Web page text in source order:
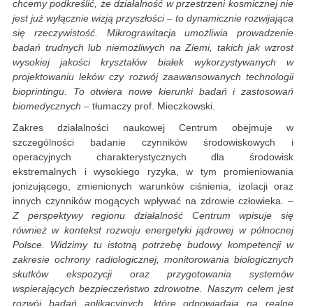
chcemy podkreślić, że działalność w przestrzeni kosmicznej nie
jest już wyłącznie wizją przyszłości – to dynamicznie rozwijająca
się rzeczywistość. Mikrograwitacja umożliwia prowadzenie
badań trudnych lub niemożliwych na Ziemi, takich jak wzrost
wysokiej jakości kryształów białek wykorzystywanych w
projektowaniu leków czy rozwój zaawansowanych technologii
bioprintingu. To otwiera nowe kierunki badań i zastosowań
biomedycznych – tłumaczy prof. Mieczkowski.
Zakres działalności naukowej Centrum obejmuje w
szczególności badanie czynników środowiskowych i
operacyjnych charakterystycznych dla środowisk
ekstremalnych i wysokiego ryzyka, w tym promieniowania
jonizującego, zmienionych warunków ciśnienia, izolacji oraz
innych czynników mogących wpływać na zdrowie człowieka. –
Z perspektywy regionu działalność Centrum wpisuje się
również w kontekst rozwoju energetyki jądrowej w północnej
Polsce. Widzimy tu istotną potrzebę budowy kompetencji w
zakresie ochrony radiologicznej, monitorowania biologicznych
skutków ekspozycji oraz przygotowania systemów
wspierających bezpieczeństwo zdrowotne. Naszym celem jest
rozwój badań aplikacyjnych, które odpowiadają na realne